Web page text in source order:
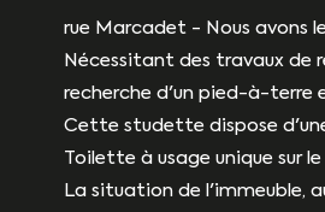
rue Marcadet - Nous avons
Nécessitant des travaux de
recherche d'un pied-à-terre
Cette studette dispose
Toilette à usage unique sur le
La situation de l'immeuble,